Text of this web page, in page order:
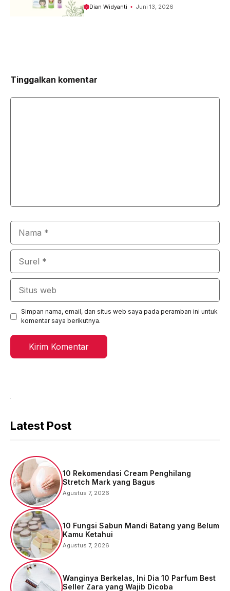
Dian Widyanti Juni 13, 2026
Tinggalkan komentar
Simpan nama, email, dan situs web saya pada peramban ini untuk
komentar saya berikutnya.
Latest Post
10 Rekomendasi Cream Penghilang
Stretch Mark yang Bagus
Agustus 7, 2026
10 Fungsi Sabun Mandi Batang yang Belum
Kamu Ketahui
Agustus 7, 2026
Wanginya Berkelas, Ini Dia 10 Parfum Best
Seller Zara yang Wajib Dicoba